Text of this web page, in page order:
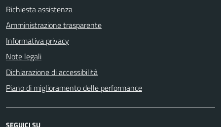
Richiesta assistenza
Amministrazione trasparente
Informativa privacy
Note legali
Dichiarazione di accessibilità
Piano di miglioramento delle performance
SEGUICI SU